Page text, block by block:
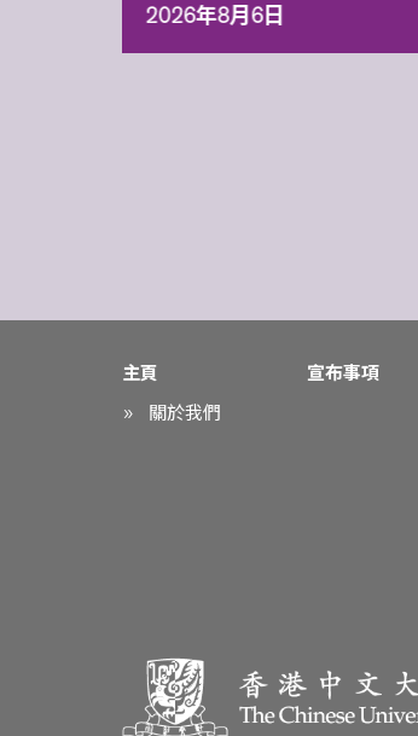
2026年8月6日
主頁
關於我們
宣布事項